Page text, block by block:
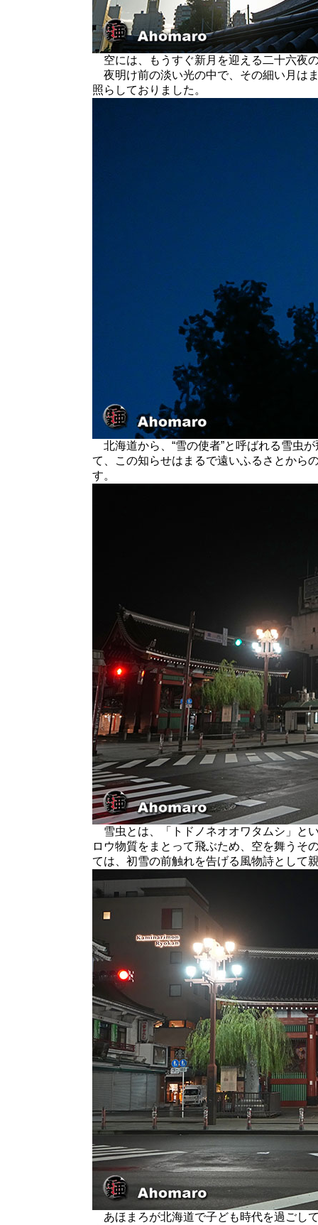
空には、もうすぐ新月を迎える二十六夜
夜明け前の淡い光の中で、その細い月は
照らしておりました。
北海道から、“雪の使者”と呼ばれる雪虫
て、この知らせはまるで遠いふるさとから
す。
雪虫とは、「トドノネオオワタムシ」と
ロウ物質をまとって飛ぶため、空を舞うそ
ては、初雪の前触れを告げる風物詩として
あほまろが北海道で子ども時代を過ごし